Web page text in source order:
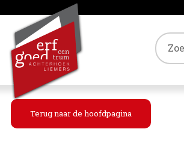
Terug naar de hoofdpagina